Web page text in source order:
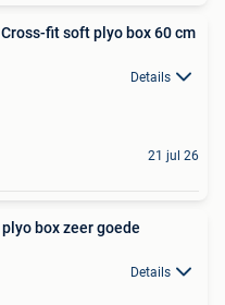
fit soft plyo box 60 cm
Details
21 jul 26
box zeer goede
Details